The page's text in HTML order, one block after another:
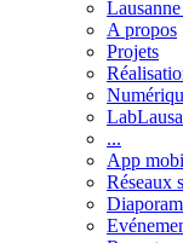
A propos
Projets
...
App
Réseaux